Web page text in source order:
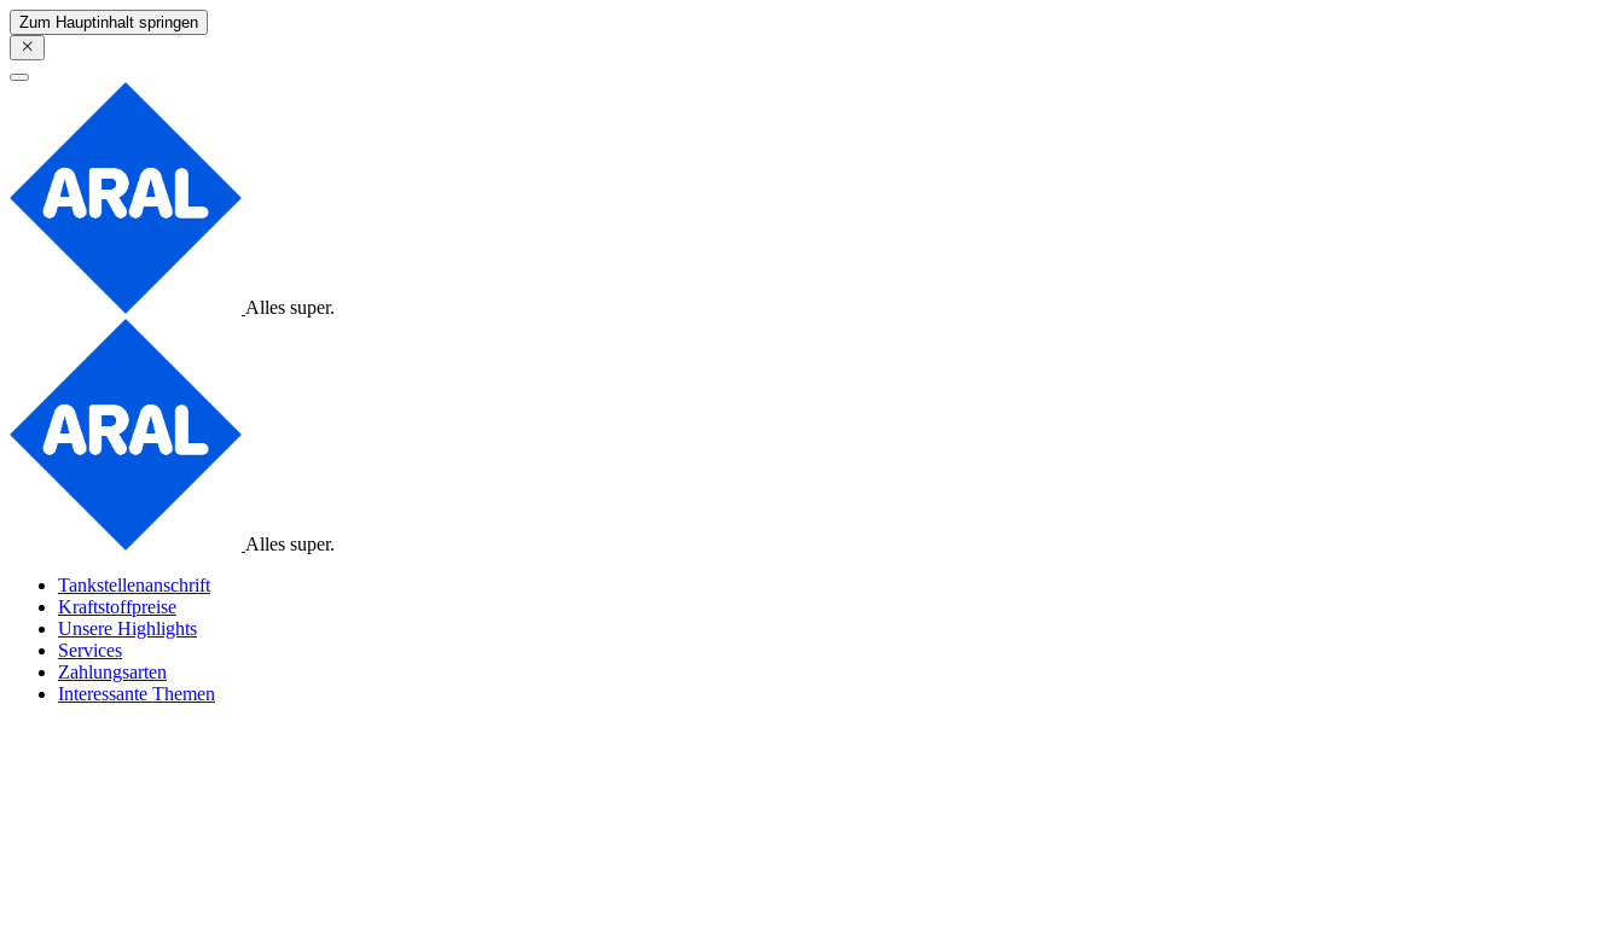
Zum Hauptinhalt springen
Alles super.
Alles super.
Tankstellenanschrift
Kraftstoffpreise
Unsere Highlights
Services
Zahlungsarten
Interessante Themen